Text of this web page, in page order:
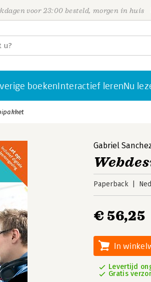
voor 23:00 besteld, morgen in huis
boekenInteractief lerenNu
Gabriel
Paperback
€ 56,25
In
Levertijd
Gratis